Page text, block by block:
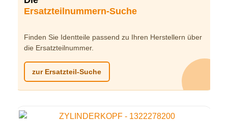
Ersatzteilnummern-Suche
Finden Sie Identteile passend zu Ihren Herstellern über
die Ersatzteilnummer.
zur Ersatzteil-Suche